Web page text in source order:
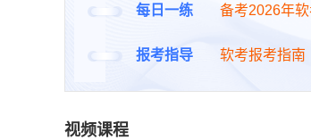
每日一练 备考2026年
报考指导 软考报考指南
视频课程